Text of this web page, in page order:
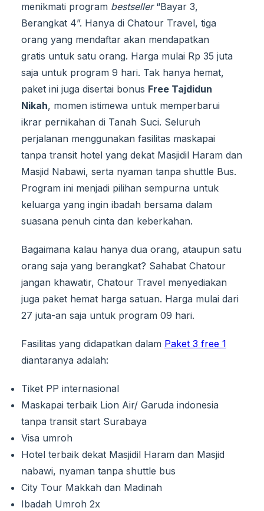
menikmati program bestseller“Bayar 3,
Berangkat 4”. Hanya di Chatour Travel, tiga
orang yang mendaftar akan mendapatkan
gratis untuk satu orang. Harga mulai Rp 35 juta
saja untuk program 9 hari. Tak hanya hemat,
paket ini juga disertai bonus Free Tajdidun
Nikah, momen istimewa untuk memperbarui
ikrar pernikahan di Tanah Suci. Seluruh
perjalanan menggunakan fasilitas maskapai
tanpa transit hotel yang dekat Masjidil Haram dan
Masjid Nabawi, serta nyaman tanpa shuttle Bus.
Program ini menjadi pilihan sempurna untuk
keluarga yang ingin ibadah bersama dalam
suasana penuh cinta dan keberkahan.
Bagaimana kalau hanya dua orang, ataupun satu
orang saja yang berangkat? Sahabat Chatour
jangan khawatir, Chatour Travel menyediakan
juga paket hemat harga satuan. Harga mulai dari
27 juta-an saja untuk program 09 hari.
Fasilitas yang didapatkan dalam Paket 3 free 1
diantaranya adalah:
Tiket PP internasional
Maskapai terbaik Lion Air/ Garuda indonesia
tanpa transit start Surabaya
Visa umroh
Hotel terbaik dekat Masjidil Haram dan Masjid
nabawi, nyaman tanpa shuttle bus
City Tour Makkah dan Madinah
Ibadah Umroh 2x